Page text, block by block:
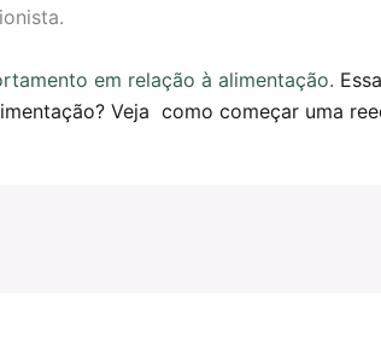
em relação à alimentação.
Veja como começar uma